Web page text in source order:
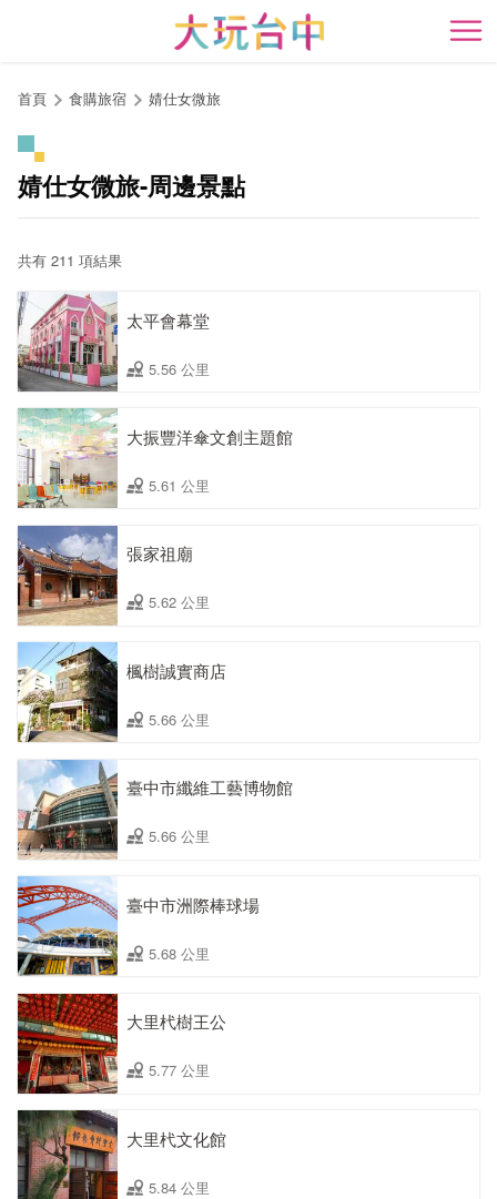
開
首頁 食購旅宿 婧仕女微旅
婧仕女微旅-周邊景點
共有 211 項結果
太平會幕堂
5.56 公里
大振豐洋傘文創主題館
5.61 公里
張家祖廟
5.62 公里
楓樹誠實商店
5.66 公里
臺中市纖維工藝博物館
5.66 公里
臺中市洲際棒球場
5.68 公里
大里杙樹王公
5.77 公里
大里杙文化館
5.84 公里